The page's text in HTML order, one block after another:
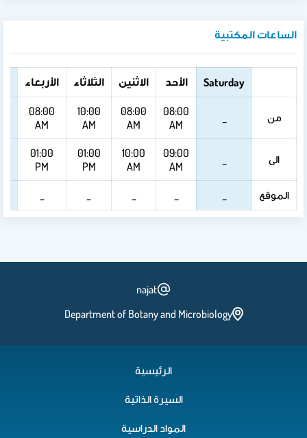
الساعات المكتبية
Saturday الأحد الاثنين الثلاثاء الأربعاء
من
08:00
AM
08:00
AM
10:00
AM
08:00
AM
الى
09:00
AM
10:00
AM
01:00
PM
01:00
PM
الموقع
najat
Department of Botany and Microbiology
الرئيسية
السيرة الذاتية
المواد الدراسية